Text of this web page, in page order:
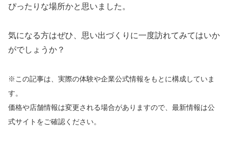
ぴったりな場所かと思いました。
気になる方はぜひ、思い出づくりに一度訪れてみてはいか
がでしょうか？
※この記事は、実際の体験や企業公式情報をもとに構成していま
す。
価格や店舗情報は変更される場合がありますので、最新情報は公
式サイトをご確認ください。